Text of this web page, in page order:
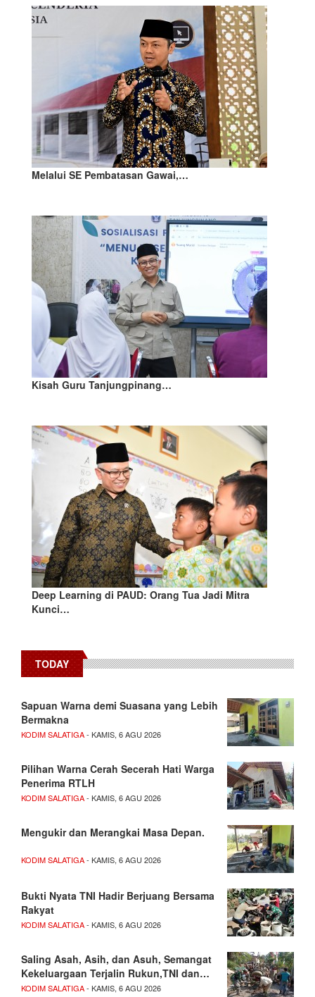
Melalui SE Pembatasan Gawai,…
Kisah Guru Tanjungpinang…
Deep Learning di PAUD: Orang Tua Jadi Mitra
Kunci…
TODAY
Sapuan Warna demi Suasana yang Lebih
Bermakna
KODIM SALATIGA- KAMIS, 6 AGU 2026
Pilihan Warna Cerah Secerah Hati Warga
Penerima RTLH
KODIM SALATIGA- KAMIS, 6 AGU 2026
Mengukir dan Merangkai Masa Depan.
KODIM SALATIGA- KAMIS, 6 AGU 2026
Bukti Nyata TNI Hadir Berjuang Bersama
Rakyat
KODIM SALATIGA- KAMIS, 6 AGU 2026
Saling Asah, Asih, dan Asuh, Semangat
Kekeluargaan Terjalin Rukun,TNI dan…
KODIM SALATIGA- KAMIS, 6 AGU 2026